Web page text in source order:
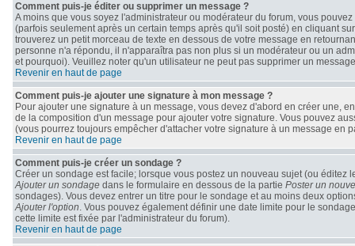
Comment puis-je éditer ou supprimer un message ?
A moins que vous soyez l'administrateur ou modérateur du forum, vous
(parfois seulement après un certain temps après qu'il soit posté) en cliquant
trouverez un petit morceau de texte en dessous de votre message en
personne n'a répondu, il n'apparaîtra pas non plus si un modérateur ou un
et pourquoi). Veuillez noter qu'un utilisateur ne peut pas supprimer un
Revenir en haut de page
Comment puis-je ajouter une signature à mon message ?
Pour ajouter une signature à un message, vous devez d'abord en créer une,
de la composition d'un message pour ajouter votre signature. Vous pouvez
(vous pourrez toujours empêcher d'attacher votre signature à un message en
Revenir en haut de page
Comment puis-je créer un sondage ?
Créer un sondage est facile; lorsque vous postez un nouveau sujet (ou
Ajouter un sondage dans le formulaire en dessous de la partie Poster un
sondages). Vous devez entrer un titre pour le sondage et au moins deux
Ajouter l'option. Vous pouvez également définir une date limite pour le
cette limite est fixée par l'administrateur du forum).
Revenir en haut de page